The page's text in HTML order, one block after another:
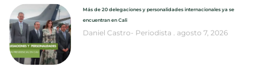
Más de 20 delegaciones y personalidades internacionales ya se
encuentran en Cali
Daniel Castro- Periodista agosto 7, 2026